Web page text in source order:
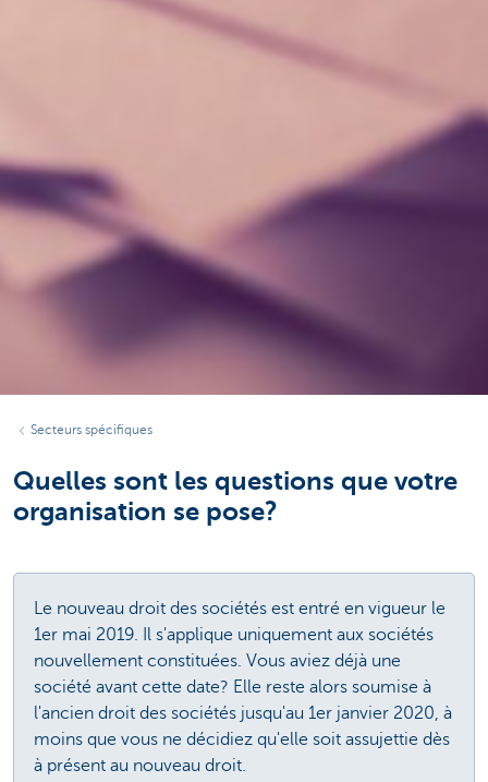
Secteurs spécifiques
Quelles sont les questions que votre
organisation se pose?
Le nouveau droit des sociétés est entré en vigueur le
1er mai 2019. Il s'applique uniquement aux sociétés
nouvellement constituées. Vous aviez déjà une
société avant cette date? Elle reste alors soumise à
l'ancien droit des sociétés jusqu'au 1er janvier 2020, à
moins que vous ne décidiez qu'elle soit assujettie dès
à présent au nouveau droit.